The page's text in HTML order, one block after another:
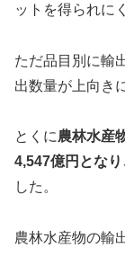
ットを得られに
ただ品目別に輸
出数量が上向き
とくに農林水産
4,547億円とな
した。
農林水産物の輸